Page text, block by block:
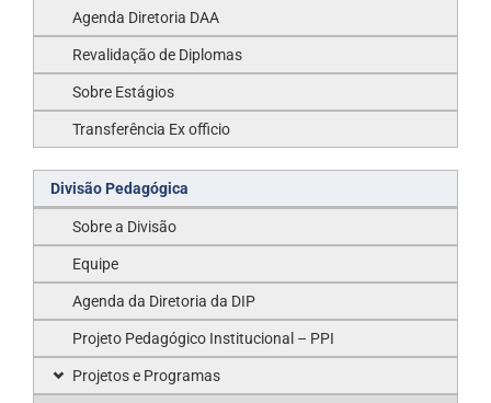
Agenda Diretoria DAA
Revalidação de Diplomas
Sobre Estágios
Transferência Ex officio
Divisão Pedagógica
Sobre a Divisão
Equipe
Agenda da Diretoria da DIP
Projeto Pedagógico Institucional – PPI
Projetos e Programas